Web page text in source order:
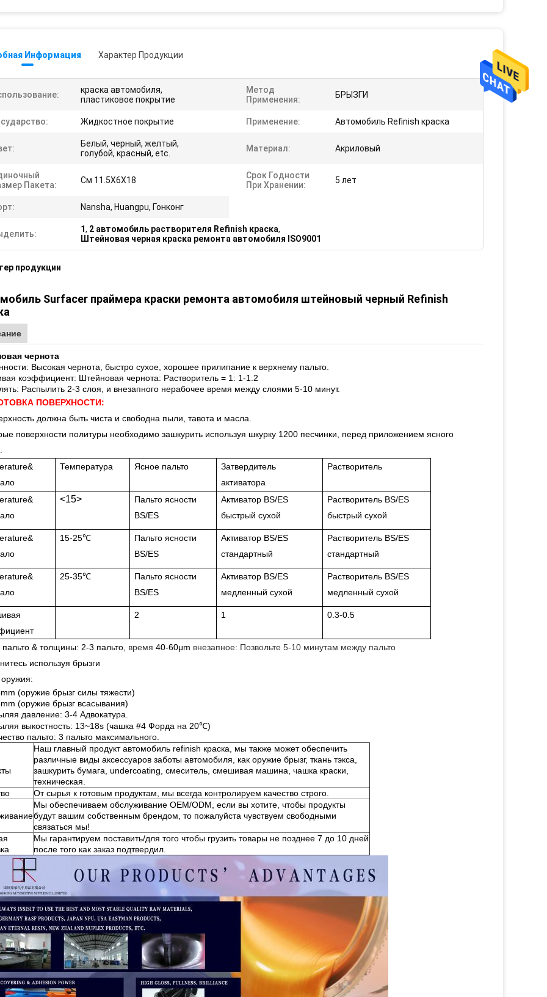
Информация Характер Продукции
краска автомобиля,
пластиковое покрытие
Метод
Применения:
БРЫЗГИ
Жидкостное покрытие Применение: Автомобиль Refinish краска
Белый, черный, желтый,
голубой, красный, etc.
Материал: Акриловый
Пакета:
См 11.5X6X18
Срок Годности
При Хранении:
5 лет
Nansha, Huangpu, Гонконг
1, 2 автомобиль растворителя Refinish краска,
Штейновая черная краска ремонта автомобиля ISO9001
продукции
Surfacer праймера краски ремонта автомобиля штейновый черный Refinish
чернота
Высокая чернота, быстро сухое, хорошее прилипание к верхнему пальто.
коэффициент: Штейновая чернота: Растворитель = 1: 1-1.2
Распылить 2-3 слоя, и внезапного нерабочее время между слоями 5-10 минут.
ПОВЕРХНОСТИ:
должна быть чиста и свободна пыли, тавота и масла.
поверхности политуры необходимо зашкурить используя шкурку 1200 песчинки, перед приложением ясного
Температура Ясное пальто
Затвердитель
активатора
Растворитель
<15>
Пальто ясности
BS/ES
Активатор BS/ES
быстрый сухой
Растворитель BS/ES
быстрый сухой
15-25℃
Пальто ясности
BS/ES
Активатор BS/ES
стандартный
Растворитель BS/ES
стандартный
25-35℃
Пальто ясности
BS/ES
Активатор BS/ES
медленный сухой
Растворитель BS/ES
медленный сухой
2 1 0.3-0.5
& толщины: 2-3 пальто, время 40-60μm внезапное: Позвольте 5-10 минутам между пальто
используя брызги
(оружие брызг силы тяжести)
(оружие брызг всасывания)
давление: 3-4 Адвокатура.
выкостность: 13~18s (чашка #4 Форда на 20℃)
пальто: 3 пальто максимального.
Наш главный продукт автомобиль refinish краска, мы также может обеспечить
различные виды аксессуаров заботы автомобиля, как оружие брызг, ткань тэкса,
зашкурить бумага, undercoating, смеситель, смешивая машина, чашка краски,
техническая.
От сырья к готовым продуктам, мы всегда контролируем качество строго.
Мы обеспечиваем обслуживание OEM/ODM, если вы хотите, чтобы продукты
будут вашим собственным брендом, то пожалуйста чувствуем свободными
связаться мы!
Мы гарантируем поставить/для того чтобы грузить товары не позднее 7 до 10 дней
после того как заказ подтвердил.